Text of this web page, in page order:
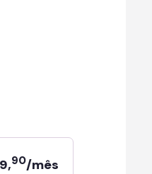
90/mês